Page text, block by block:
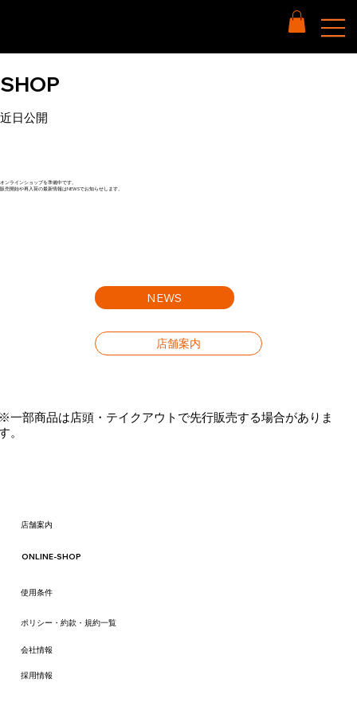
SHOP
近日公開
オンラインショップを準備中です。
販売開始や再入荷の最新情報はNEWSでお知らせします。
NEWS
店舗案内
一部商品は店頭・テイクアウトで先行販売する場合がありま
。
​店舗案内
ONLINE-SHOP
​使用条件
ポリシー・約款・規約一覧
会社情報
​採用情報